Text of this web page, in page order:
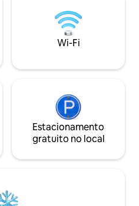
uma
4WD
vintage mais
size, sofá-cama
interno, ar-
aquecimento,
relaxante sem
Wi-Fi
Estacionamento
gratuito no local